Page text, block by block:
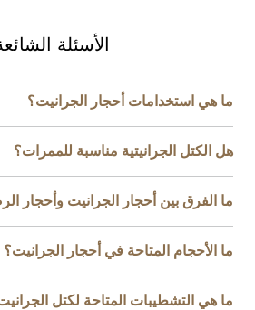
الأسئلة
ما هي استخدامات أحجار الجرانيت؟
هل الكتل الجرانيتية مناسبة للممرات؟
ما الفرق بين أحجار الجرانيت وأحجار
ما الأحجام المتاحة في أحجار الجرانيت؟
ما هي التشطيبات المتاحة لكتل